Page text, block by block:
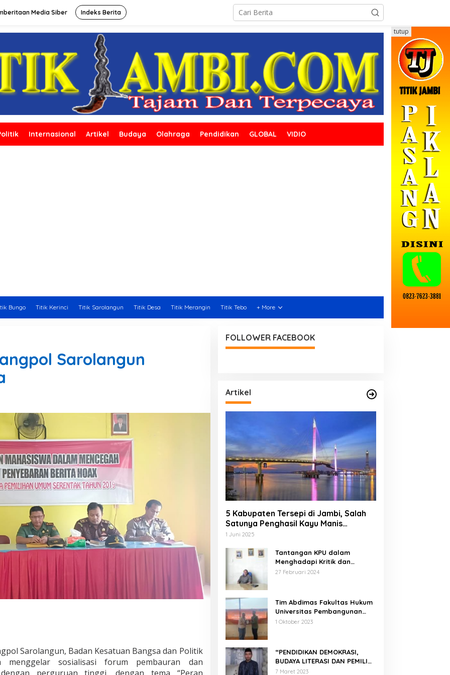
Media Siber Indeks Berita
Internasional Artikel Budaya Olahraga Pendidikan GLOBAL VIDIO
Bungo Titik Kerinci Titik Sarolangun Titik Desa Titik Merangin Titik Tebo + More
tutup
Sarolangun
Sarolangun, Badan Kesatuan Bangsa dan Politik
menggelar sosialisasi forum pembauran dan
FOLLOWER FACEBOOK
Artikel
5 Kabupaten Tersepi di Jambi, Salah
Satunya Penghasil Kayu Manis
Terbesar di Dunia
1 Juni 2025
Tantangan KPU dalam
Menghadapi Kritik dan
Tekanan Politik
27 Februari 2024
Tim Abdimas Fakultas Hukum
Universitas Pembangunan
Nasional Veteran Jakarta
1 Oktober 2023
“PENDIDIKAN DEMOKRASI,
BUDAYA LITERASI DAN PEMILIH
CERDAS”
7 Maret 2023